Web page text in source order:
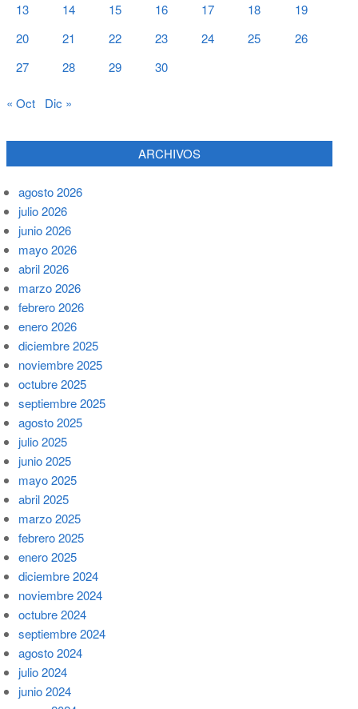
13
14 15 16 17 18
19
20
21 22 23 24 25
26
27
28 29 30
« Oct Dic »
ARCHIVOS
agosto 2026
julio 2026
junio 2026
mayo 2026
abril 2026
marzo 2026
febrero 2026
enero 2026
diciembre 2025
noviembre 2025
octubre 2025
septiembre 2025
agosto 2025
julio 2025
junio 2025
mayo 2025
abril 2025
marzo 2025
febrero 2025
enero 2025
diciembre 2024
noviembre 2024
octubre 2024
septiembre 2024
agosto 2024
julio 2024
junio 2024